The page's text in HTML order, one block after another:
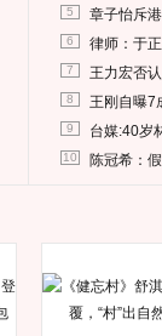
5 章子怡斥
6 律师：于
7 王力宏否
8 王刚自曝7
9 台媒:40岁
10 陈冠希：